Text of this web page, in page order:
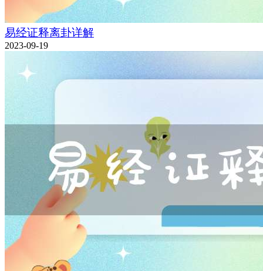
易经证释离卦详解
2023-09-19